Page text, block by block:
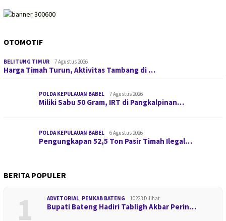
OTOMOTIF
BELITUNG TIMUR 7 Agustus 2026
Harga Timah Turun, Aktivitas Tambang di …
POLDA KEPULAUAN BABEL 7 Agustus 2026
Miliki Sabu 50 Gram, IRT di Pangkalpinan…
POLDA KEPULAUAN BABEL 6 Agustus 2026
Pengungkapan 52,5 Ton Pasir Timah Ilegal…
BERITA POPULER
1 ADVETORIAL PEMKAB BATENG 10223 Dilihat
Bupati Bateng Hadiri Tabligh Akbar Perin…